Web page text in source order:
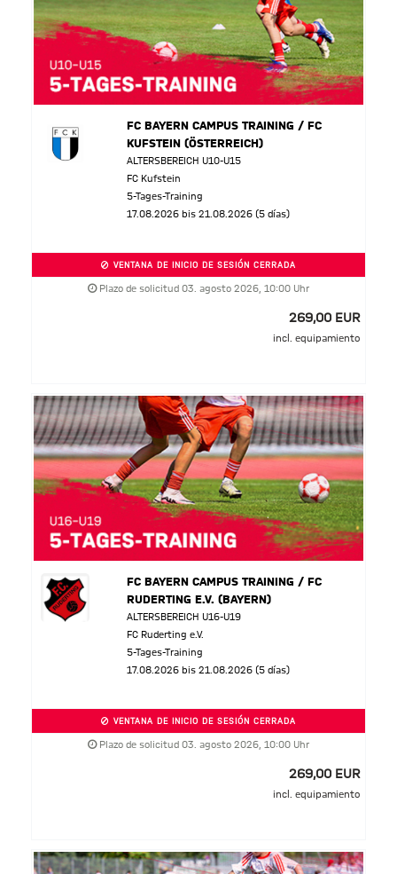
FC BAYERN CAMPUS TRAINING / FC
KUFSTEIN (ÖSTERREICH)
ALTERSBEREICH U10-U15
FC Kufstein
5-Tages-Training
17.08.2026 bis 21.08.2026 (5 días)
VENTANA DE INICIO DE SESIÓN CERRADA
Plazo de solicitud 03. agosto 2026, 10:00 Uhr
269,00 EUR
incl. equipamiento
FC BAYERN CAMPUS TRAINING / FC
RUDERTING E.V. (BAYERN)
ALTERSBEREICH U16-U19
FC Ruderting e.V.
5-Tages-Training
17.08.2026 bis 21.08.2026 (5 días)
VENTANA DE INICIO DE SESIÓN CERRADA
Plazo de solicitud 03. agosto 2026, 10:00 Uhr
269,00 EUR
incl. equipamiento